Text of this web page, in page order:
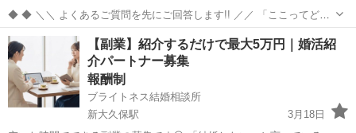
◆ ◆ ＼＼ よくあるご質問を先にご回答します!! ／／ 「ここってどう
なの？」「これってどうなの？」 そんな素朴な疑問を"先出し"でお答
え！ 解決して応募前に不安を払拭してください☆彡
―――――――――――――――...
新宿区 新大久保駅 警備員
【副業】紹介するだけで最大5万円｜婚活紹
介パートナー募集
報酬制
ブライトネス結婚相談所
新大久保駅
3月18日